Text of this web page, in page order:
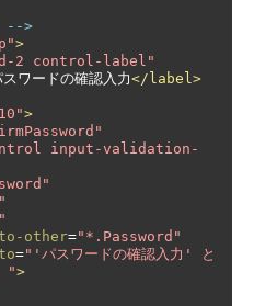
-->
>
2 control-label"
スワードの確認入力</label>
>
input-validation-
other="*.Password"
="'パスワードの確認入力' と
">